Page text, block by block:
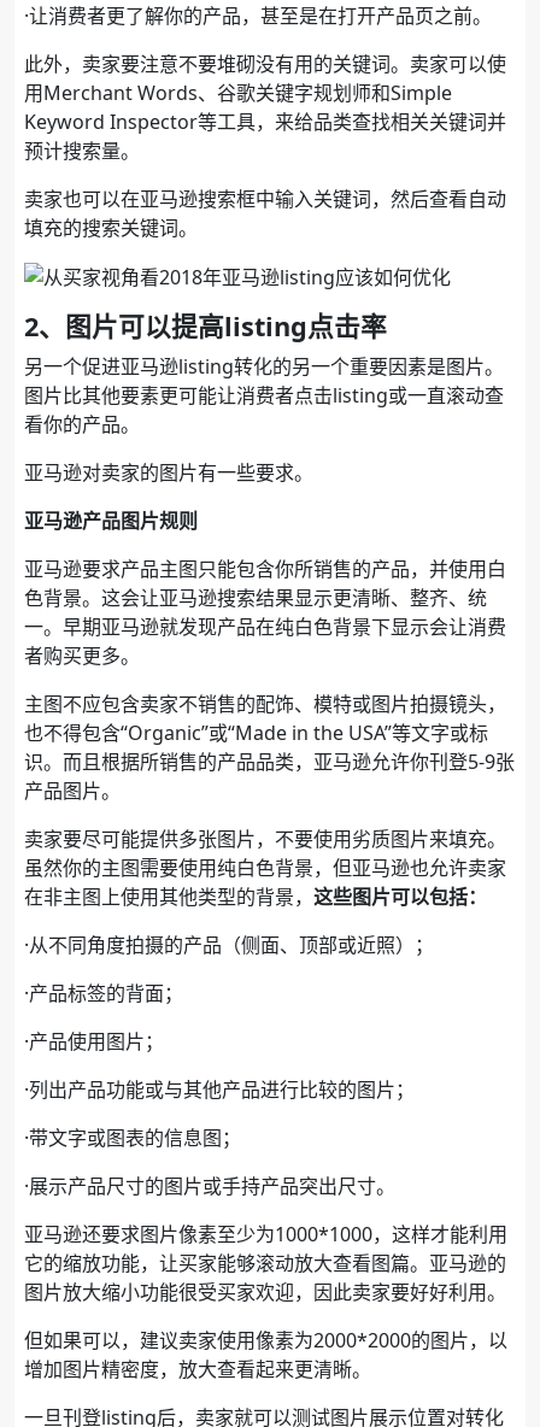
·让消费者更了解你的产品，甚至是在打开产品页之前。
此外，卖家要注意不要堆砌没有用的关键词。卖家可以使
用Merchant Words、谷歌关键字规划师和Simple
Keyword Inspector等工具，来给品类查找相关关键词并
预计搜索量。
卖家也可以在亚马逊搜索框中输入关键词，然后查看自动
填充的搜索关键词。
2、图片可以提高listing点击率
另一个促进亚马逊listing转化的另一个重要因素是图片。
图片比其他要素更可能让消费者点击listing或一直滚动查
看你的产品。
亚马逊对卖家的图片有一些要求。
亚马逊产品图片规则
亚马逊要求产品主图只能包含你所销售的产品，并使用白
色背景。这会让亚马逊搜索结果显示更清晰、整齐、统
一。早期亚马逊就发现产品在纯白色背景下显示会让消费
者购买更多。
主图不应包含卖家不销售的配饰、模特或图片拍摄镜头，
也不得包含“Organic”或“Made in the USA”等文字或标
识。而且根据所销售的产品品类，亚马逊允许你刊登5-9张
产品图片。
卖家要尽可能提供多张图片，不要使用劣质图片来填充。
虽然你的主图需要使用纯白色背景，但亚马逊也允许卖家
在非主图上使用其他类型的背景， 这些图片可以包括：
·从不同角度拍摄的产品（侧面、顶部或近照）；
·产品标签的背面；
·产品使用图片；
·列出产品功能或与其他产品进行比较的图片；
·带文字或图表的信息图；
·展示产品尺寸的图片或手持产品突出尺寸。
亚马逊还要求图片像素至少为1000*1000，这样才能利用
它的缩放功能，让买家能够滚动放大查看图篇。亚马逊的
图片放大缩小功能很受买家欢迎，因此卖家要好好利用。
但如果可以，建议卖家使用像素为2000*2000的图片，以
增加图片精密度，放大查看起来更清晰。
一旦刊登listing后，卖家就可以测试图片展示位置对转化